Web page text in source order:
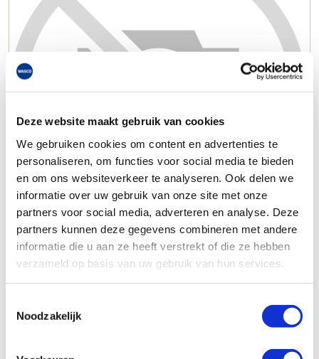
Deze website maakt gebruik van cookies
We gebruiken cookies om content en advertenties te
personaliseren, om functies voor social media te bieden
en om ons websiteverkeer te analyseren. Ook delen we
informatie over uw gebruik van onze site met onze
partners voor social media, adverteren en analyse. Deze
partners kunnen deze gegevens combineren met andere
informatie die u aan ze heeft verstrekt of die ze hebben
verzameld op basis van uw gebruik van hun services.
Noodzakelijk